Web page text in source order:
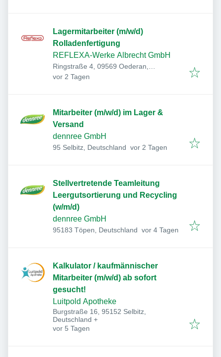
Lagermitarbeiter (m/w/d)
Rolladenfertigung
REFLEXA-Werke Albrecht GmbH
Ringstraße 4, 09569 Oederan,
Deutschland
Veröffentlicht
vor 2 Tagen
Mitarbeiter (m/w/d) im Lager &
Versand
dennree GmbH
95 Selbitz, Deutschland Veröffentlicht
vor 2 Tagen
Stellvertretende Teamleitung
Leergutsortierung und Recycling
(w/m/d)
dennree GmbH
95183 Töpen, Deutschland Veröffentlicht
vor 4 Tagen
Kalkulator / kaufmännischer
Mitarbeiter (m/w/d) ab sofort
gesucht!
Luitpold Apotheke
Burgstraße 16, 95152 Selbitz,
Deutschland +
Veröffentlicht
vor 5 Tagen